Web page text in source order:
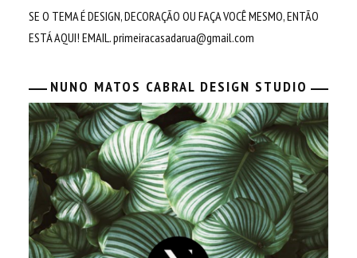
SE O TEMA É DESIGN, DECORAÇÃO OU FAÇA VOCÊ MESMO, ENTÃO
ESTÁ AQUI! EMAIL.primeiracasadarua@gmail.com
NUNO MATOS CABRAL DESIGN STUDIO